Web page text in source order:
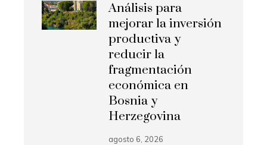
Análisis para
mejorar la inversión
productiva y
reducir la
fragmentación
económica en
Bosnia y
Herzegovina
agosto 6, 2026